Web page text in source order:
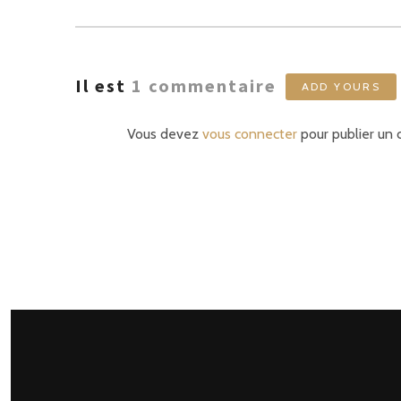
Il est 1 commentaire ADD YOURS
Vous devez vous connecterpour publier un